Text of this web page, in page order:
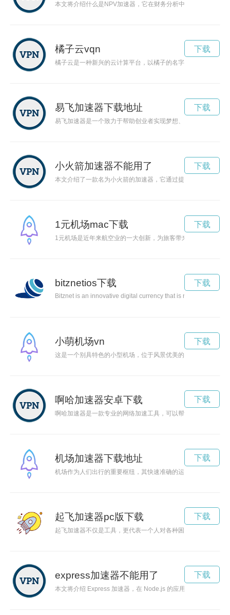
本文将介绍什么是NPV加速器，它在财务分析中的重要性以及
橘子云vqn
橘子云是一种新兴的云计算平台，以橘子的名字命名，象征着
下载
易飞加速器下载地址
易飞加速器是一个致力于帮助创业者实现梦想、提升创业效率
下载
小火箭加速器不能用了
本文介绍了一款名为小火箭的加速器，它通过提升生活效率帮
下载
1元机场mac下载
1元机场是近年来航空业的一大创新，为旅客带来更实惠的出行
下载
bitznetios下载
Bitznet is an innovative digital currency that is revolutionizing
下载
小萌机场vn
这是一个别具特色的小型机场，位于风景优美的郊区。尽管规
下载
啊哈加速器安卓下载
啊哈加速器是一款专业的网络加速工具，可以帮助用户实现网
下载
机场加速器下载地址
机场作为人们出行的重要枢纽，其快速准确的运作不仅关系着
下载
起飞加速器pc版下载
起飞加速器不仅是工具，更代表一个人对各种困难的抵抗力，
下载
express加速器不能用了
本文将介绍 Express 加速器，在 Node.js 的应用中对性能进行
下载